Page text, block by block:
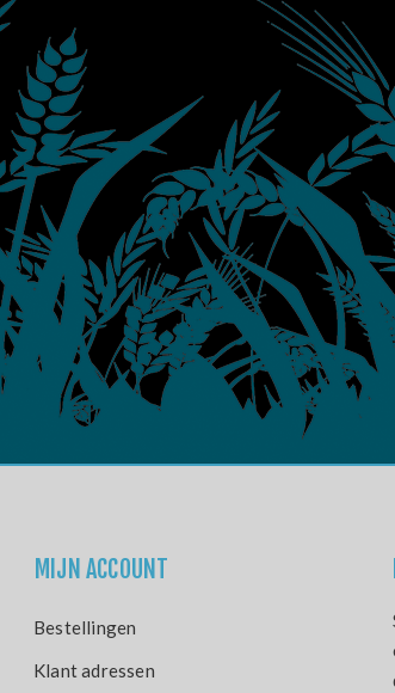
MIJN ACCOUNT
Bestellingen
Klant adressen